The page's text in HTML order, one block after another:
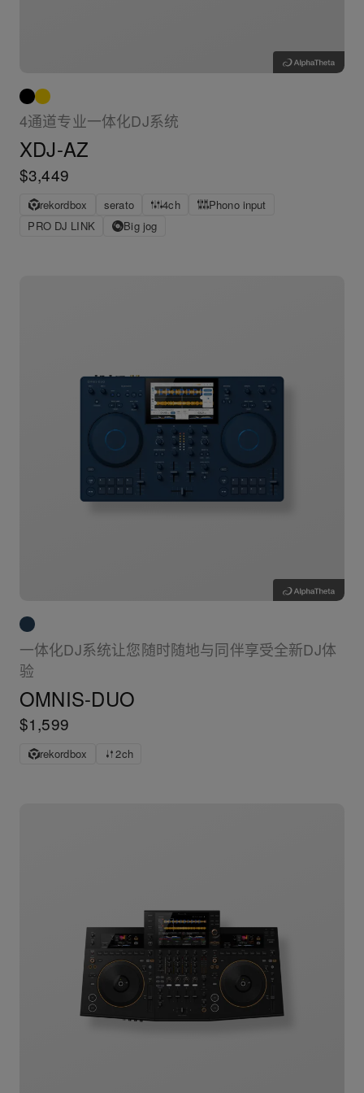
4通道专业一体化DJ系统
XDJ-AZ
$3,449
rekordbox serato 4ch
Phono input
PRO DJ LINK
Big jog
一体化DJ系统让您随时随地与同伴享受全新DJ体
验
OMNIS-DUO
$1,599
rekordbox 2ch